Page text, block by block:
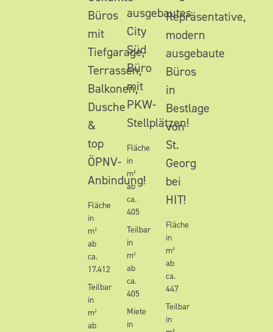
Büros
mit
Tiefgarage,
Terrassen,
Balkonen,
Dusche
&
top
ÖPNV-
Anbindung!
Fläche
in
m²
ab
ca.
17.412
Teilbar
in
m²
ab
ausgebautes
City
Süd
Büro
mit
PKW-
Stellplätzen!
Fläche
in
m²
ab
ca.
405
Teilbar
in
m²
ab
ca.
405
Miete
in
Repräsentative,
modern
ausgebaute
Büros
in
Bestlage
von
St.
Georg
bei
HIT!
Fläche
in
m²
ab
ca.
447
Teilbar
in